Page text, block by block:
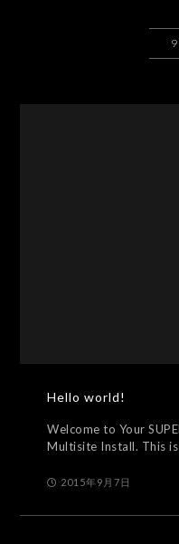
Hello world!
Welcome to Your
Multisite Install. This
2015年9月7日